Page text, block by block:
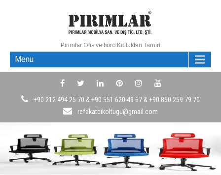
Pırımlar Ofis ve büro Koltukları Tamiri
Menu
+90 212 494 25 70 & +90 551 620 49 67 & +90 850 259 79 70
refakatcikoltugu@gmail.com